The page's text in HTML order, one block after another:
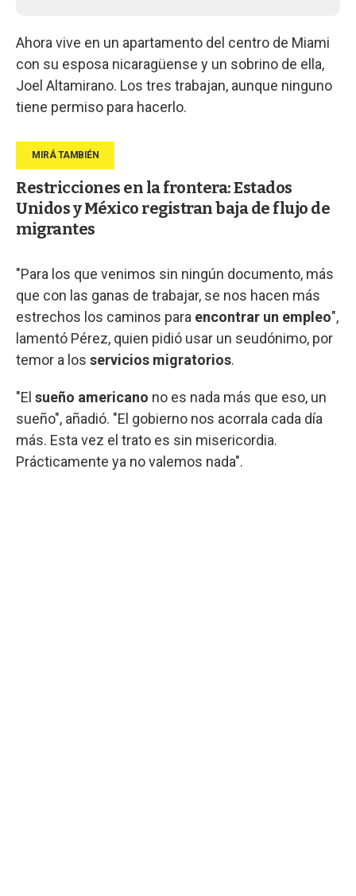
Ahora vive en un apartamento del centro de Miami
con su esposa nicaragüense y un sobrino de ella,
Joel Altamirano. Los tres trabajan, aunque ninguno
tiene permiso para hacerlo.
Restricciones en la frontera: Estados
Unidos y México registran baja de flujo de
migrantes
"Para los que venimos sin ningún documento, más
que con las ganas de trabajar, se nos hacen más
estrechos los caminos para encontrar un empleo",
lamentó Pérez, quien pidió usar un seudónimo, por
temor a los servicios migratorios.
"El sueño americano no es nada más que eso, un
sueño", añadió. "El gobierno nos acorrala cada día
más. Esta vez el trato es sin misericordia.
Prácticamente ya no valemos nada".